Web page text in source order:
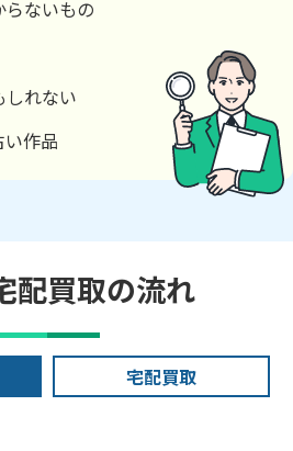
ないもの
しれない
作品
配買取の流れ
宅配買取